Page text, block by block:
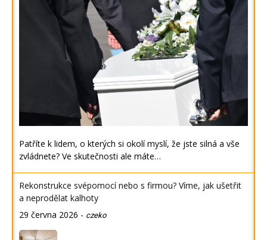
Patříte k lidem, o kterých si okolí myslí, že jste silná a vše
zvládnete? Ve skutečnosti ale máte…
Rekonstrukce svépomocí nebo s firmou? Víme, jak ušetřit
a neprodělat kalhoty
29 června 2026 - czeko